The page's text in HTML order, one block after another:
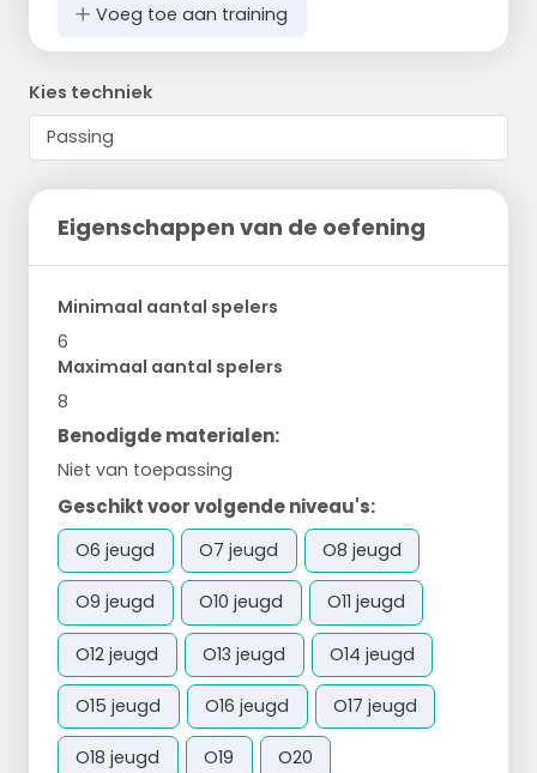
Voeg toe aan training
Kies techniek
Eigenschappen van de oefening
Minimaal aantal spelers
6
Maximaal aantal spelers
8
Benodigde materialen:
Niet van toepassing
Geschikt voor volgende niveau's:
O6 jeugd O7 jeugd O8 jeugd
O9 jeugd O10 jeugd O11 jeugd
O12 jeugd O13 jeugd O14 jeugd
O15 jeugd O16 jeugd O17 jeugd
O18 jeugd O19 O20